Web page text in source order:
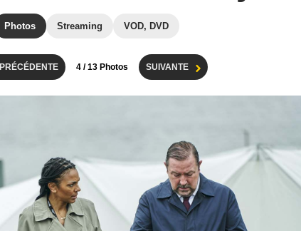
Photos Streaming VOD, DVD
PRÉCÉDENTE 4 / 13 Photos SUIVANTE